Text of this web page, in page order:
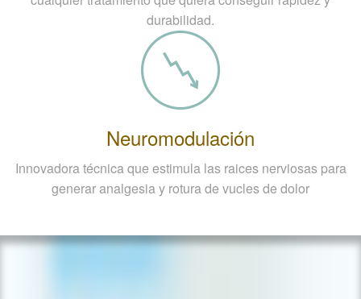
durabilidad.
Neuromodulación
Innovadora técnica que estimula las raices nerviosas para
generar analgesia y rotura de vucles de dolor